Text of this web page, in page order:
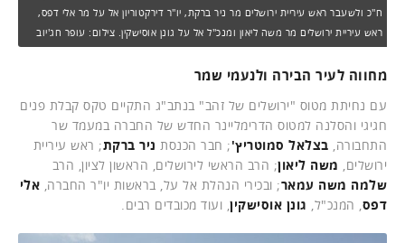
ח"כ ולשעבר ראש עיריית ירושלים מר ניר ברקת, יו"ר דירקטוריון אל על מר אלי דפס,
ראש עיריית ירושלים מר משה ליאון ומנכ"ל אל על גונן אוסישקין. צילום: עופר חג'יוב
מחווה לעיר הבירה ולנעמי שמר
עם נחיתת מטוס "ירושלים של זהב" בנתב"ג התקיים טקס קבלת פנים
חגיגי והסלנה למטוס הדרימליינר החדש של החברה במעמד שר
התחבורה, בצלאל סמוטריץ'; חבר הכנסת ניר ברקת; ראש עיריית
ירושלים, משה ליאון; הרב הראשי לירושלים, הראשון לציון, הרב
שלמה משה עמאר; ובכירי הנהלת אל על, בראשות יו"ר החברה, אלי
דפס, המנכ"ל, גונן אוסישקין, ועוד מכובדים רבים.